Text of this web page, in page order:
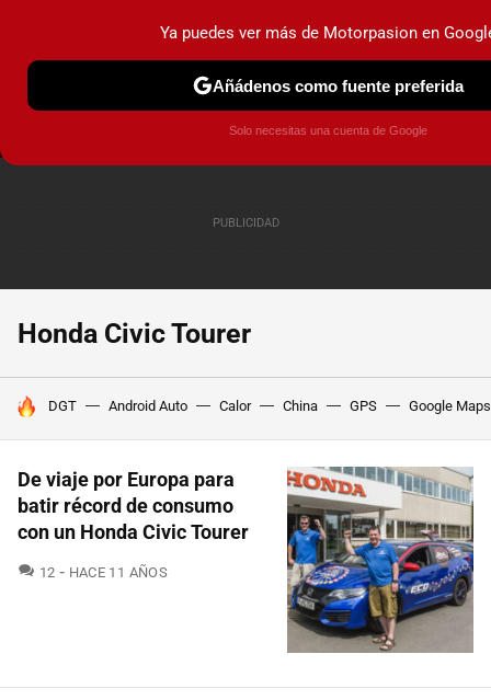
MENÚ NUEVO
COCHES ELÉCTRICOS OBSERVATORIO
Honda Civic Tourer
HOY SE HABLA DE
DGT Android Auto Calor China GPS Google Maps
De viaje por Europa para
batir récord de consumo
con un Honda Civic Tourer
12 COMENTARIOS
HACE 11 AÑOS
Ya puedes ver más de Motorpasion en
Añádenos como fuente preferida
Solo necesitas una cuenta de Google